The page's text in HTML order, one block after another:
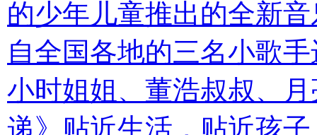
的少年儿童推出的全新
自全国各地的三名小歌
小时姐姐、董浩叔叔、
递》贴近生活，贴近孩